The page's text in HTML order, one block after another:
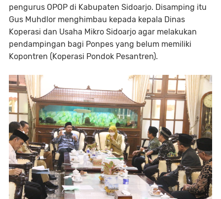
pengurus OPOP di Kabupaten Sidoarjo. Disamping itu
Gus Muhdlor menghimbau kepada kepala Dinas
Koperasi dan Usaha Mikro Sidoarjo agar melakukan
pendampingan bagi Ponpes yang belum memiliki
Kopontren (Koperasi Pondok Pesantren).